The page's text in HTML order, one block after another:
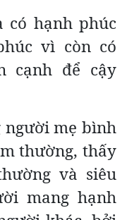
có hạnh phúc
vì còn có
cạnh để cậy
người mẹ bình
thường, thấy
và siêu
mang hạnh